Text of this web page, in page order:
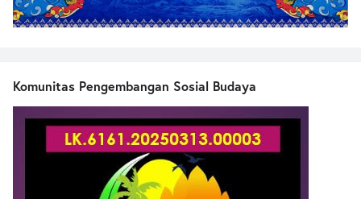
Komunitas Pengembangan Sosial Budaya